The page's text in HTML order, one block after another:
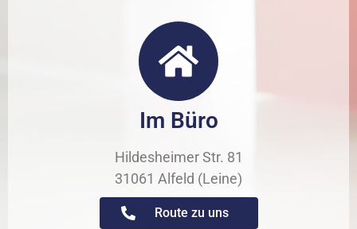
Im Büro
Hildesheimer Str. 81
31061 Alfeld (Leine)
Route zu uns